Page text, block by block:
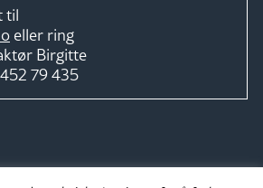
til
eller ring
Birgitte
452 79 435